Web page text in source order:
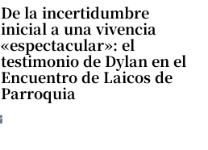
De la incertidumbre
inicial a una vivencia
«espectacular»: el
testimonio de Dylan en el
Encuentro de Laicos de
Parroquia